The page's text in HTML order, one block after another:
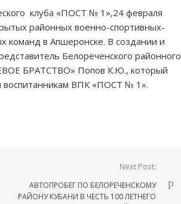
клуба «ПОСТ № 1»,24 февраля
районных военно-спортивных-
команд в Апшеронске. В создании и
Белореченского районного
БРАТСТВО» Попов К.Ю., который
воспитанникам ВПК «ПОСТ № 1».
Next Post:
АВТОПРОБЕГ ПО БЕЛОРЕЧЕНСКОМУ
РАЙОНУ КУБАНИ В ЧЕСТЬ 100 ЛЕТНЕГО